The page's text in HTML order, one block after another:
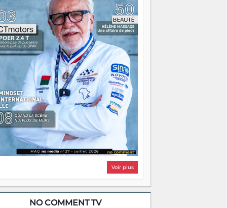
on pourrait s'arrêter là, applaudir et
chez soi satisfait. Mais ce serait
à côté d'une chose essentielle. La
ça brûle fort — et parfois, ça brûle
Une flamme sans direction peut
autant qu'elle peut consumer. C'est
que les aînés entrent en scène — pas
reprendre le gouvernail, mais pour
où sont les récifs. Les jeunes ont la
les vieux ont l'expérience, comme on
Ce n'est pas un combat de générations
c'est une question d'équipage. Partagez
réussites, mais aussi vos échecs. Surtout
échecs, d'ailleurs — ils enseignent
que n'importe quel manuel. À
la barque avance. Il faut juste
que tout le monde rame dans le
Voir plus
NO COMMENT TV